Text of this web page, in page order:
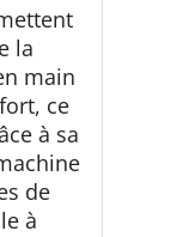
la
main
ce
à sa
de
à